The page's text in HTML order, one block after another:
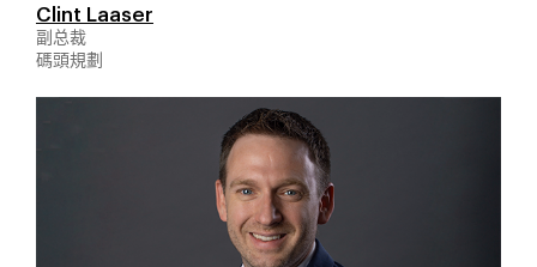
Clint Laaser
副总裁
碼頭規劃